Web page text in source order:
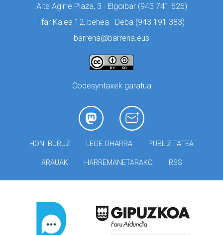
Aita Agirre Plaza, 3 · Elgoibar (943 741 626)
Ifar Kalea 12, behea · Deba (943 191 383)
barrena@barrena.eus
Codesyntaxek garatua
HONI BURUZ LEGE OHARRA PUBLIZITATEA
ARAUAK HARREMANETARAKO RSS